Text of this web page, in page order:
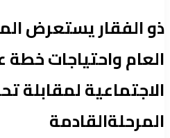
ذو الفقار يستعرض
العام واحتياجات خطة
الاجتماعية لمقابلة
المرحلةالقادمة